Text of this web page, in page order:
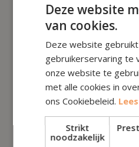
Deze website
van cookies.
Deze website
gebruikerservaring te
onze website te
met alle cookies in
ons Cookiebeleid.
Strikt
noodzakelijk